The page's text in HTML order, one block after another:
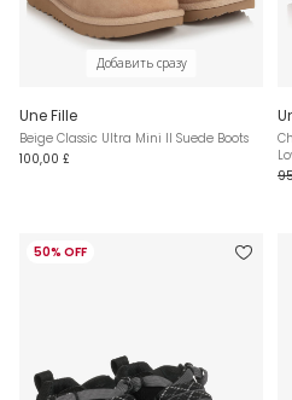
Добавить сразу
Une Fille
Beige Classic Ultra Mini II Suede Boots
100,00 £
50% OFF